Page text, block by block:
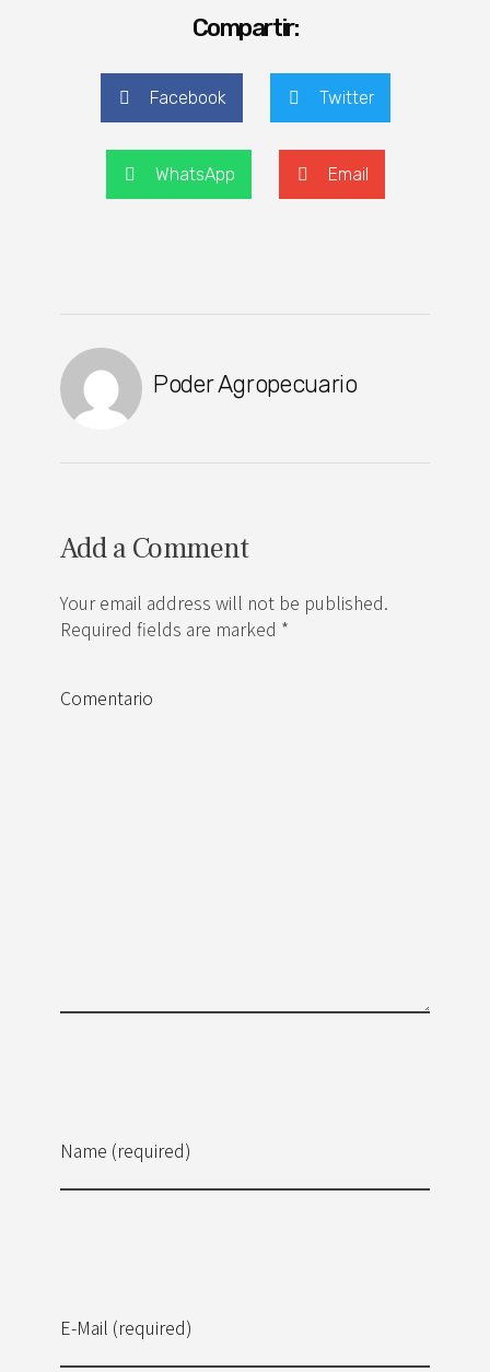
Compartir:
Facebook Twitter
WhatsApp Email
Poder Agropecuario
Add a Comment
Your email address will not be published.
Required fields are marked *
Name (required)
E-Mail (required)
Comentario